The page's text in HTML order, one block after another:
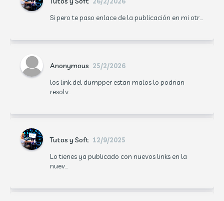
Si pero te paso enlace de la publicación en mi otr...
Anonymous 25/2/2026
los link del dumpper estan malos lo podrian
resolv...
Tutos y Soft 12/9/2025
Lo tienes ya publicado con nuevos links en la
nuev...